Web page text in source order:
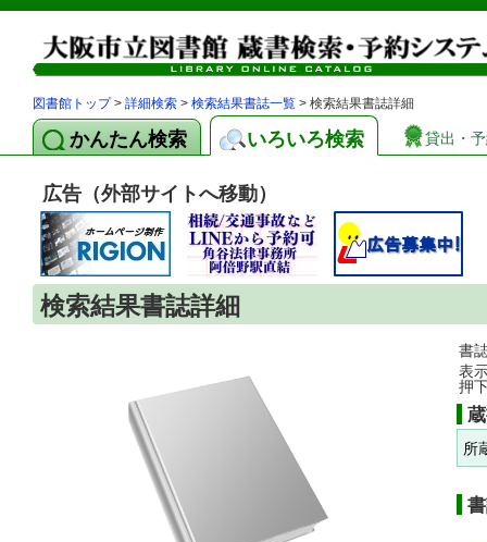
図書館トップ> 詳細検索 > 検索結果書誌一覧 > 検索結果書誌詳細
かんたん検索 いろいろ検索 貸出・
広告（外部サイトへ移動）
検索結果書誌詳細
書
表
押
所